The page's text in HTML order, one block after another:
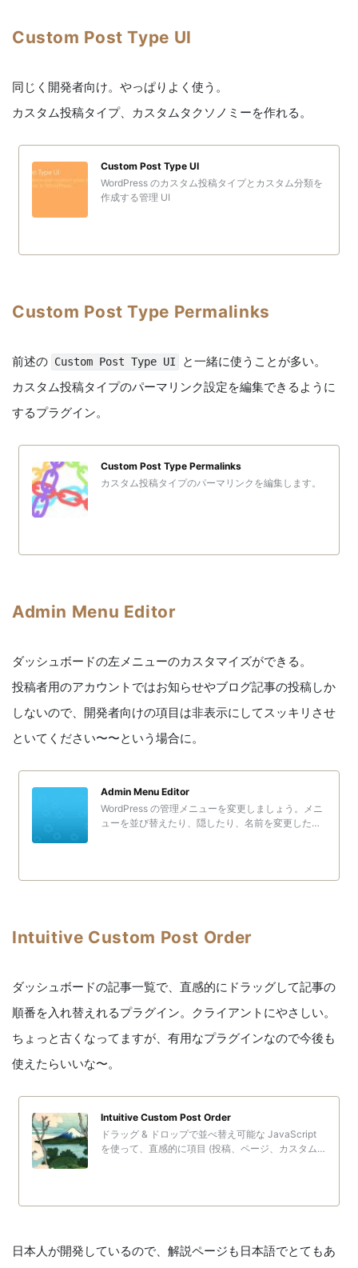
Custom Post Type UI
同じく開発者向け。やっぱりよく使う。
カスタム投稿タイプ、カスタムタクソノミーを作れる。
Custom Post Type UI
WordPress のカスタム投稿タイプとカスタム分類を
作成する管理 UI
Custom Post Type Permalinks
前述の Custom Post Type UI
と一緒に使うことが多い。
カスタム投稿タイプのパーマリンク設定を編集できるように
するプラグイン。
Custom Post Type Permalinks
カスタム投稿タイプのパーマリンクを編集します。
Admin Menu Editor
ダッシュボードの左メニューのカスタマイズができる。
投稿者用のアカウントではお知らせやブログ記事の投稿しか
しないので、開発者向けの項目は非表示にしてスッキリさせ
といてください〜〜という場合に。
Admin Menu Editor
WordPress の管理メニューを変更しましょう。メニ
ューを並び替えたり、隠したり、名前を変更した
Intuitive Custom Post Order
ダッシュボードの記事一覧で、直感的にドラッグして記事の
順番を入れ替えれるプラグイン。クライアントにやさしい。
ちょっと古くなってますが、有用なプラグインなので今後も
使えたらいいな〜。
Intuitive Custom Post Order
ドラッグ & ドロップで並べ替え可能な JavaScript
を使って、直感的に項目 (投稿、ページ、カスタム
日本人が開発しているので、解説ページも日本語でとてもあ